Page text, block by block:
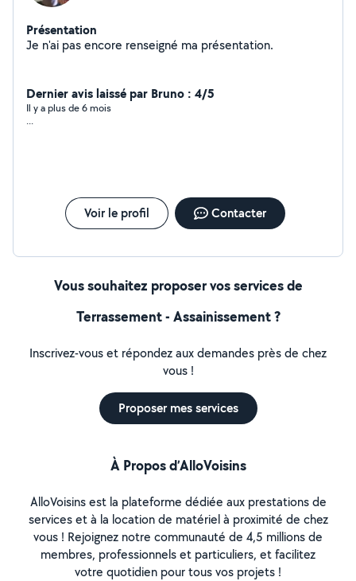
Présentation
Je n'ai pas encore renseigné ma présentation.
Dernier avis laissé par Bruno : 4/5
Il y a plus de 6 mois
...
Voir le profil Contacter
Vous souhaitez proposer vos services de
Terrassement - Assainissement ?
Inscrivez-vous et répondez aux demandes près de chez
vous !
Proposer mes services
À Propos d’AlloVoisins
AlloVoisins est la plateforme dédiée aux prestations de
services et à la location de matériel à proximité de chez
vous ! Rejoignez notre communauté de 4,5 millions de
membres, professionnels et particuliers, et facilitez
votre quotidien pour tous vos projets !